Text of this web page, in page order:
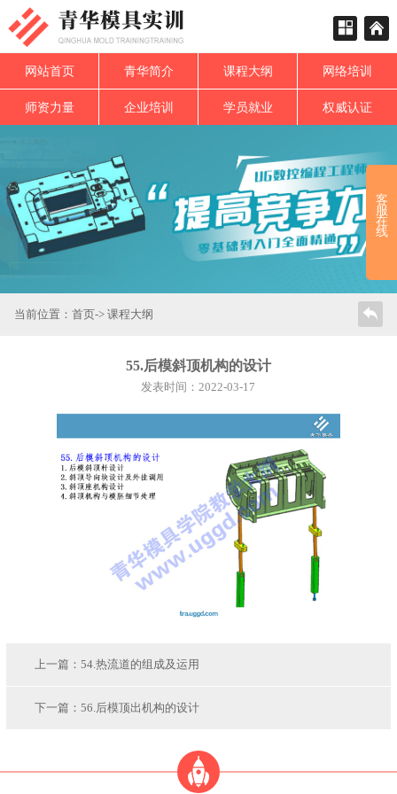
网站首页 青华简介 课程大纲 网络培训
师资力量 企业培训 学员就业 权威认证
当前位置： 首页-> 课程大纲
55.后模斜顶机构的设计
发表时间：2022-03-17
上一篇： 54.热流道的组成及运用
下一篇： 56.后模顶出机构的设计
客
服
在
线